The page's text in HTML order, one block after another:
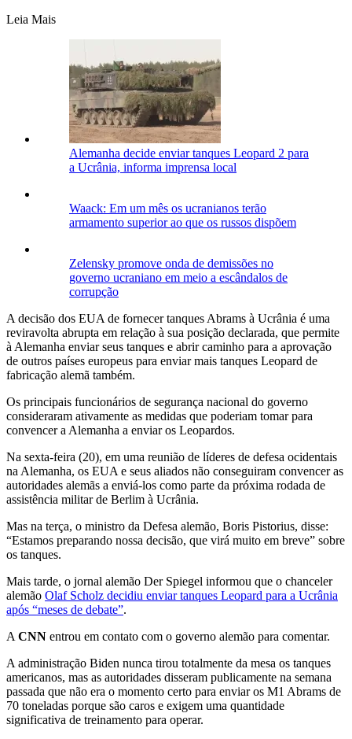
Leia Mais
Alemanha decide enviar tanques Leopard 2 para
a Ucrânia, informa imprensa local
Waack: Em um mês os ucranianos terão
armamento superior ao que os russos dispõem
Zelensky promove onda de demissões no
governo ucraniano em meio a escândalos de
corrupção
A decisão dos EUA de fornecer tanques Abrams à Ucrânia é uma
reviravolta abrupta em relação à sua posição declarada, que permite
à Alemanha enviar seus tanques e abrir caminho para a aprovação
de outros países europeus para enviar mais tanques Leopard de
fabricação alemã também.
Os principais funcionários de segurança nacional do governo
consideraram ativamente as medidas que poderiam tomar para
convencer a Alemanha a enviar os Leopardos.
Na sexta-feira (20), em uma reunião de líderes de defesa ocidentais
na Alemanha, os EUA e seus aliados não conseguiram convencer as
autoridades alemãs a enviá-los como parte da próxima rodada de
assistência militar de Berlim à Ucrânia.
Mas na terça, o ministro da Defesa alemão, Boris Pistorius, disse:
“Estamos preparando nossa decisão, que virá muito em breve” sobre
os tanques.
Mais tarde, o jornal alemão Der Spiegel informou que o chanceler
alemão Olaf Scholz decidiu enviar tanques Leopard para a Ucrânia
após “meses de debate”.
A CNN entrou em contato com o governo alemão para comentar.
A administração Biden nunca tirou totalmente da mesa os tanques
americanos, mas as autoridades disseram publicamente na semana
passada que não era o momento certo para enviar os M1 Abrams de
70 toneladas porque são caros e exigem uma quantidade
significativa de treinamento para operar.